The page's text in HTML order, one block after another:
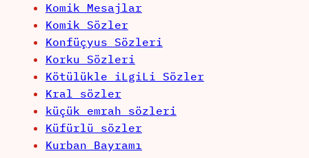
Komik Mesajlar
Komik Sözler
Konfüçyus Sözleri
Korku Sözleri
Kötülükle iLgiLi Sözler
Kral sözler
küçük emrah sözleri
Küfürlü sözler
Kurban Bayramı